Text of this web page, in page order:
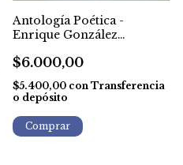
Antología Poética -
Enrique González
$6.000,00
$5.400,00 con Transferencia
o depósito